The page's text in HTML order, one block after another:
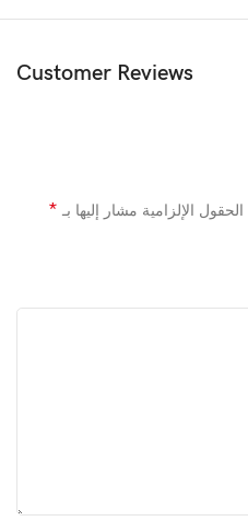
Customer Reviews
الحقول الإلزامية مشار إليها بـ *